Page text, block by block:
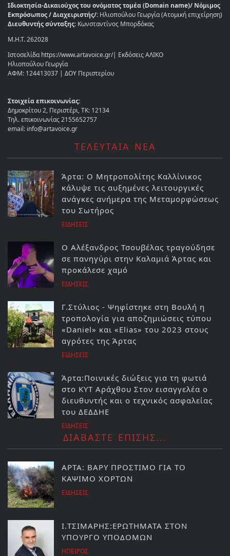
Ιδιοκτησία-Δικαιούχος του ονόματος τομέα (Domain name)/ Νόμιμος
Εκπρόσωπος / Διαχειριστής/: Ηλιοπούλου Γεωργία (Ατομική επιχείρηση)
Διευθυντής σύνταξης: Κωνσταντίνος Μπορδόκας
Μ.Η.Τ. 262028
Ιστοσελίδα https://www.artavoice.gr/| Εκδόσεις ΑΛΙΚΟ
Ηλιοπούλου Γεωργία
ΑΦΜ: 124413037 | ΔΟΥ Περιστερίου
Στοιχεία επικοινωνίας:
Δημοκρίτου 2, Περιστέρι, ΤΚ: 12134
Τηλ. επικοινωνίας 2155652757
email: info@artavoice.gr
ΤΕΛΕΥΤΑΙΑ ΝΕΑ
Άρτα: Ο Μητροπολίτης Καλλίνικος
κάλυψε τις αυξημένες λειτουργικές
ανάγκες ανήμερα της Μεταμορφώσεως
του Σωτήρος
ΕΙΔΗΣΕΙΣ
Ο Αλέξανδρος Τσουβέλας τραγούδησε
σε πανηγύρι στην Καλαμιά Άρτας και
προκάλεσε χαμό
ΕΙΔΗΣΕΙΣ
Γ.Στύλιος - Ψηφίστηκε στη Βουλή η
τροπολογία για αποζημιώσεις τύπου
«Daniel» και «Elias» του 2023 στους
αγρότες της Άρτας
ΕΙΔΗΣΕΙΣ
Άρτα:Ποινικές διώξεις για τη φωτιά
στο ΚΥΤ Αράχθου Στον εισαγγελέα ο
διευθυντής και ο τεχνικός ασφαλείας
του ΔΕΔΔΗΕ
ΕΙΔΗΣΕΙΣ
ΔΙΑΒΑΣΤΕ ΕΠΙΣΗΣ...
ΑΡΤΑ: ΒΑΡΥ ΠΡΟΣΤΙΜΟ ΓΙΑ ΤΟ
ΚΑΨΙΜΟ ΧΟΡΤΩΝ
ΕΙΔΗΣΕΙΣ
I.ΤΣΙΜΑΡΗΣ:ΕΡΩΤΗΜΑΤΑ ΣΤΟΝ
ΥΠΟΥΡΓΟ ΥΠΟΔΟΜΩΝ
ΗΠΕΙΡΟΣ